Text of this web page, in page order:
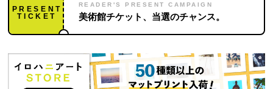
PRESENT
TICKET
READER'S PRESENT CAMPAIGN
美術館チケット、当選のチャンス。